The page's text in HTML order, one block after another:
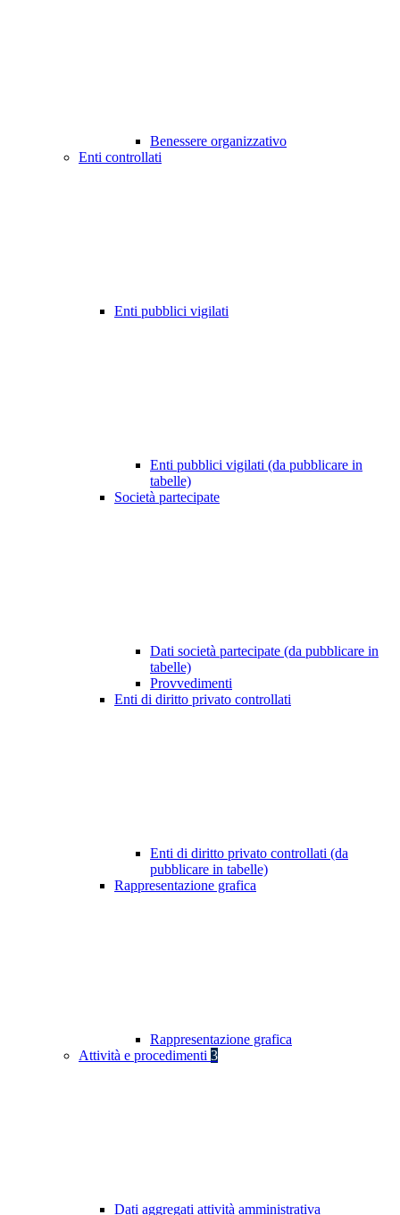
Benessere organizzativo
Enti controllati
Enti pubblici vigilati
Enti pubblici vigilati (da pubblicare in
tabelle)
Società partecipate
Dati società partecipate (da pubblicare in
tabelle)
Provvedimenti
Enti di diritto privato controllati
Enti di diritto privato controllati (da
pubblicare in tabelle)
Rappresentazione grafica
Rappresentazione grafica
Attività e procedimenti 3
Dati aggregati attività amministrativa